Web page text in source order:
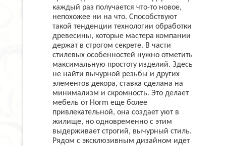
каждый раз получается что-то новое,
непохожее ни на что. Способствуют
такой тенденции технологии обработки
древесины, которые мастера компании
держат в строгом секрете. В части
стилевых особенностей нужно отметить
максимальную простоту изделий. Здесь
не найти вычурной резьбы и других
элементов декора, ставка сделана на
минимализм и скромность. Это делает
мебель от Horm еще более
привлекательной, она создает уют в
жилище, но одновременно с этим
выдерживает строгий, вычурный стиль.
Рядом с эксклюзивным дизайном идет